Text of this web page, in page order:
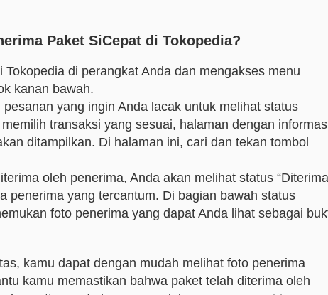
Paket SiCepat di Tokopedia?
di perangkat Anda dan mengakses menu
kanan bawah.
yang ingin Anda lacak untuk melihat status
transaksi yang sesuai, halaman dengan
ditampilkan. Di halaman ini, cari dan tekan tombol
oleh penerima, Anda akan melihat status
penerima yang tercantum. Di bagian bawah status
foto penerima yang dapat Anda lihat sebagai
kamu dapat dengan mudah melihat foto penerima
kamu memastikan bahwa paket telah diterima oleh